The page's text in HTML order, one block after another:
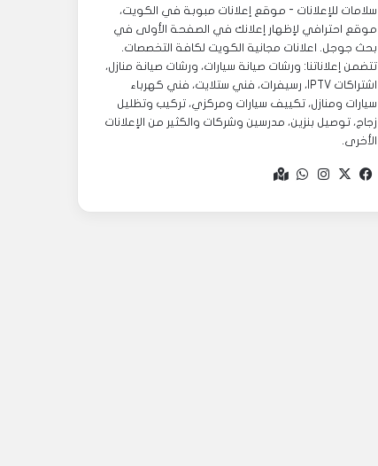
سلامات للإعلانات - موقع إعلانات مبوبة في الكويت،
موقع احترافي لإظهار إعلانك في الصفحة الأولى في
بحث جوجل. اعلانات مجانية الكويت لكافة التخصصات.
تتضمن إعلاناتنا: ورشات صيانة سيارات، ورشات صيانة منازل،
اشتراكات IPTV، رسيفرات، فني ستلايت، فني كهرباء
سيارات ومنازل، تكييف سيارات ومركزي، تركيب وتظليل
زجاج، توصيل بنزين، مدرسين وشركات والكثير من الإعلانات
الأخرى.
فيسبوك
‫X انستقرام
واتساب